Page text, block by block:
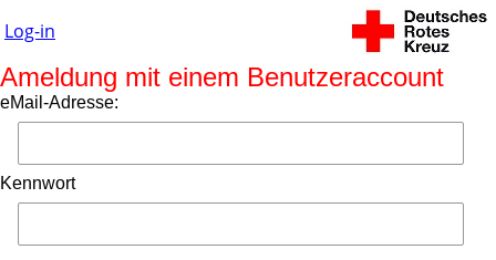
Log-in
Ameldung mit einem Benutzeraccount
eMail-Adresse:
Kennwort